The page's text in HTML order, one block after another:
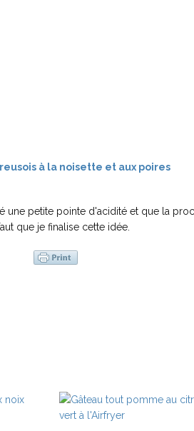
petite pointe d'acidité et que la
que je finalise cette idée.